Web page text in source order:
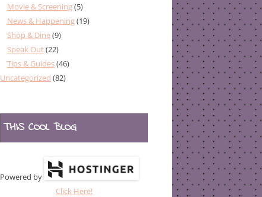
Movie & Screening(5)
News & Happening(19)
Shop & Dine(9)
Speak Out(22)
Tips & Guides(46)
Uncategorized (82)
THIS COOL BLOG
Powered by
Click Here!